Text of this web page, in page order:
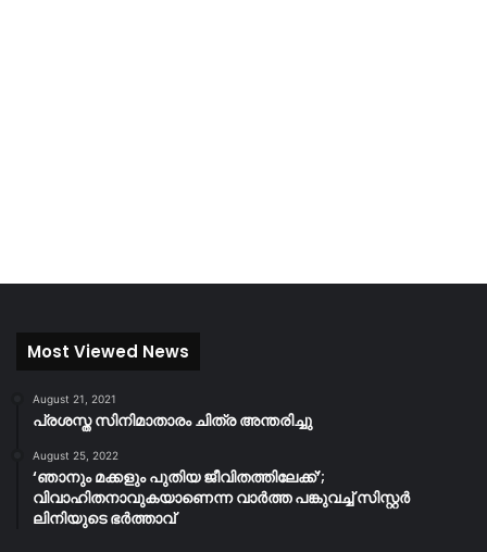
Most Viewed News
August 21, 2021
പ്രശസ്ത സിനിമാതാരം ചിത്ര അന്തരിച്ചു
August 25, 2022
‘ഞാനും മക്കളും പുതിയ ജീവിതത്തിലേക്ക്’;
വിവാഹിതനാവുകയാണെന്ന വാർത്ത പങ്കുവച്ച് സിസ്റ്റർ
ലിനിയുടെ ഭർത്താവ്